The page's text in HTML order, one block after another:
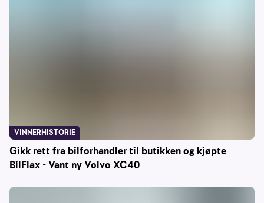
Gikk rett fra bilforhandler til butikken og kjøpte
BilFlax - Vant ny Volvo XC40
VINNERHISTORIE